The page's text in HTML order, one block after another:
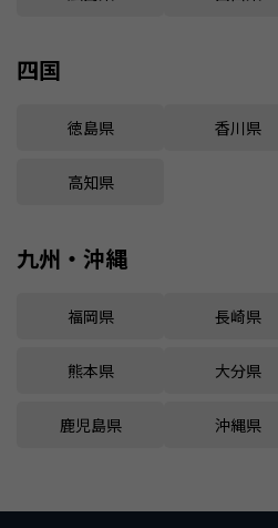
四国
徳島県 香川県
高知県
九州・沖縄
福岡県 長崎県
熊本県 大分県
鹿児島県 沖縄県